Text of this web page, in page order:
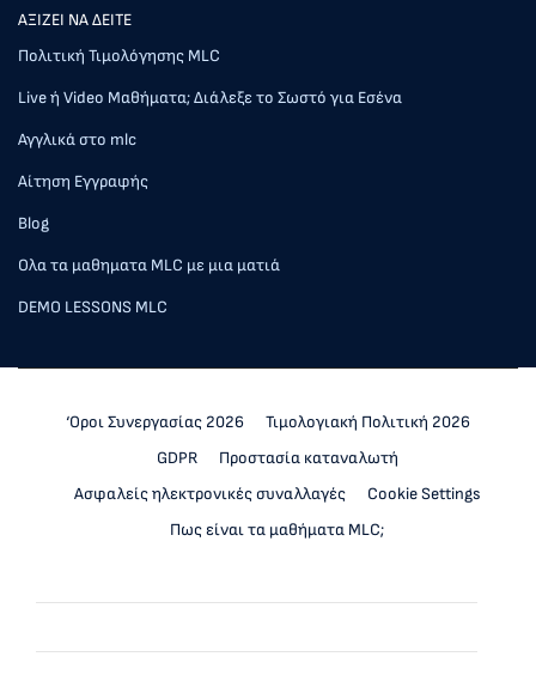
AΞΙΖΕΙ ΝΑ ΔΕΙΤΕ
Πολιτική Τιμολόγησης MLC
Live ή Video Μαθήματα; Διάλεξε το Σωστό για Εσένα
Αγγλικά στο mlc
Αίτηση Εγγραφής
Blog
Ολα τα μαθηματα MLC με μια ματιά
DEMO LESSONS MLC
‘Οροι Συνεργασίας 2026
Τιμολογιακή Πολιτική 2026
GDPR
Προστασία καταναλωτή
Ασφαλείς ηλεκτρονικές συναλλαγές
Cookie Settings
Πως είναι τα μαθήματα MLC;